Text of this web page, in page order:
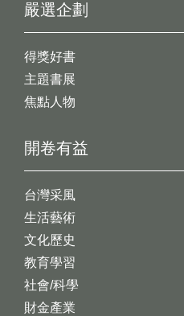
開卷有益
台灣采風
生活藝術
文化歷史
教育學習
社會/科學
財金產業
嚴選企劃
得獎好書
主題書展
焦點人物